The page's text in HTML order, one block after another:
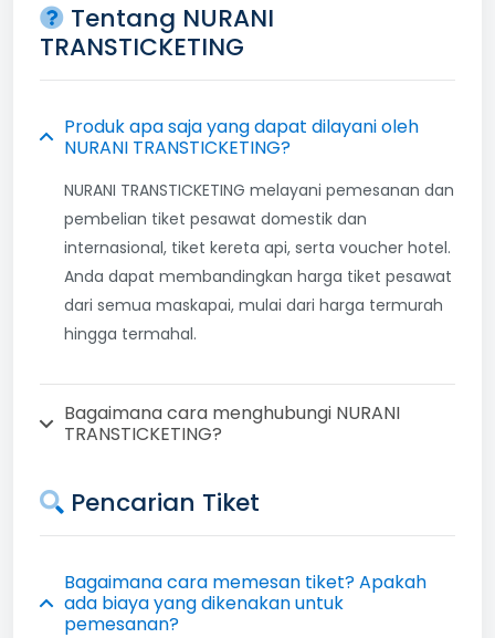
Tentang NURANI
TRANSTICKETING
Produk apa saja yang dapat dilayani oleh
NURANI TRANSTICKETING?
NURANI TRANSTICKETING melayani pemesanan dan
pembelian tiket pesawat domestik dan
internasional, tiket kereta api, serta voucher hotel.
Anda dapat membandingkan harga tiket pesawat
dari semua maskapai, mulai dari harga termurah
hingga termahal.
Bagaimana cara menghubungi NURANI
TRANSTICKETING?
Pencarian Tiket
Bagaimana cara memesan tiket? Apakah
ada biaya yang dikenakan untuk
pemesanan?